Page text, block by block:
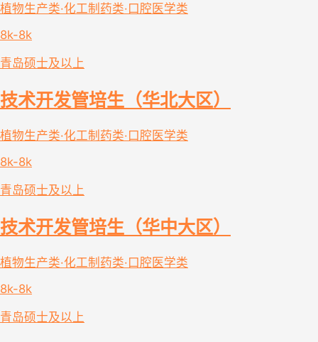
植物生产类·化工制药类·口腔医学类
8k-8k
青岛硕士及以上
技术开发管培生（华北大区）
植物生产类·化工制药类·口腔医学类
8k-8k
青岛硕士及以上
技术开发管培生（华中大区）
植物生产类·化工制药类·口腔医学类
8k-8k
青岛硕士及以上